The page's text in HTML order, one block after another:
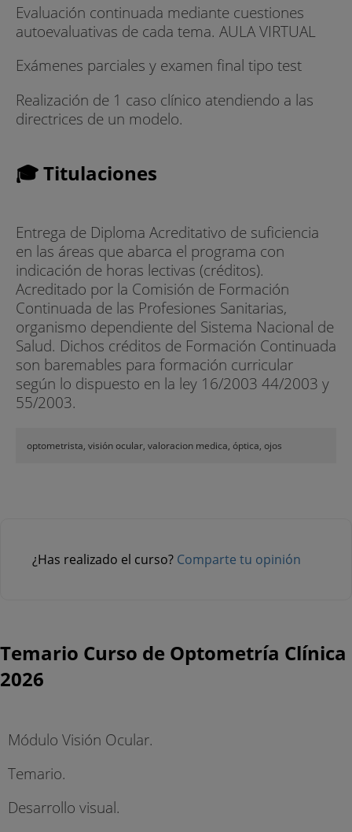
Evaluación continuada mediante cuestiones
autoevaluativas de cada tema. AULA VIRTUAL
Exámenes parciales y examen final tipo test
Realización de 1 caso clínico atendiendo a las
directrices de un modelo.
🎓 Titulaciones
Entrega de Diploma Acreditativo de suficiencia
en las áreas que abarca el programa con
indicación de horas lectivas (créditos).
Acreditado por la Comisión de Formación
Continuada de las Profesiones Sanitarias,
organismo dependiente del Sistema Nacional de
Salud. Dichos créditos de Formación Continuada
son baremables para formación curricular
según lo dispuesto en la ley 16/2003 44/2003 y
55/2003.
optometrista, visión ocular, valoracion medica, óptica, ojos
¿Has realizado el curso? Comparte tu opinión
Temario Curso de Optometría Clínica
2026
Módulo Visión Ocular.
Temario.
Desarrollo visual.